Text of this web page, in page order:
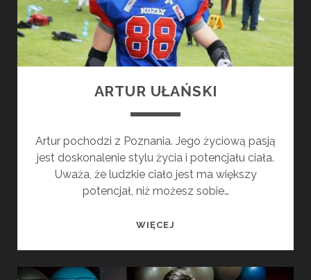
ARTUR UŁAŃSKI
Artur pochodzi z Poznania. Jego życiową pasją
jest doskonalenie stylu życia i potencjału ciała.
Uważa, że ​​ludzkie ciało jest ma większy
potencjał, niż możesz sobie…
WIĘCEJ